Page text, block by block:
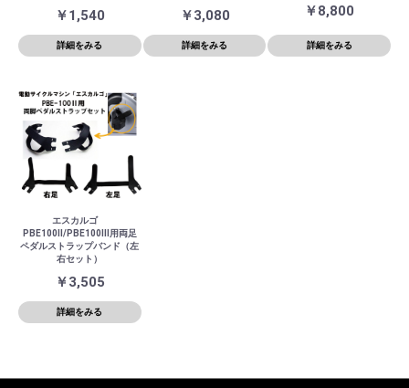
￥1,540
詳細をみる
￥3,080
詳細をみる
￥8,800
詳細をみる
エスカルゴ
PBE100Ⅱ/PBE100Ⅲ用両足
ペダルストラップバンド（左
右セット）
￥3,505
詳細をみる